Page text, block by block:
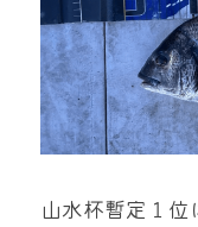
山水杯暫定１位